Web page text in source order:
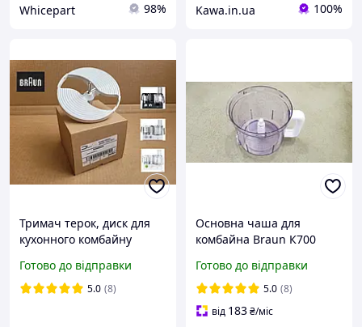
Whicepart 98% Kawa.in.ua 100%
Тримач терок, диск для
кухонного комбайну
Оригінал 67051145 Combi
Max
Готово до відправки
5.0 (8)
Основна чаша для
комбайна Braun К700
2000 мл
Готово до відправки
5.0 (8)
від 183₴/міс